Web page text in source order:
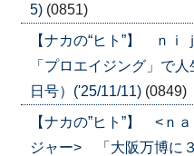
5) (0851)
【ナカの“ヒト”】 ｎ
「プロエイジング」で
日号）('25/11/11) (0849)
【ナカの”ヒト”】 <ｎ
ジャー> 「大阪万博に